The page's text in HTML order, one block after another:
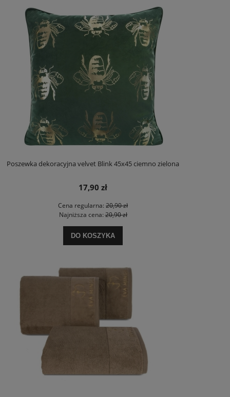
Poszewka dekoracyjna velvet Blink 45x45 ciemno zielona
17,90 zł
Cena regularna: 20,90 zł
Najniższa cena:20,90 zł
DO KOSZYKA